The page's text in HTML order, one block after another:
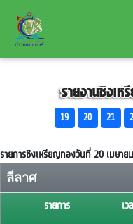
19 20 21
รายการชิงเหรียญทองวันที่ 20 เมษา
ลีลาศ
รายการ เว